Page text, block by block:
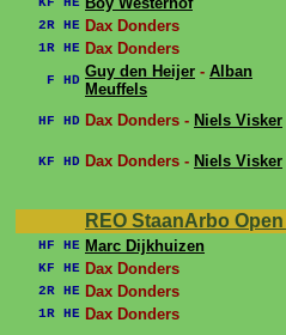
2R HE Dax Donders
1R HE Dax Donders
F HD Guy den Heijer - Alban
Meuffels
HF HD Dax Donders - Niels Visker
KF HD Dax Donders - Niels Visker
REO StaanArbo
HF HE Marc Dijkhuizen
KF HE Dax Donders
2R HE Dax Donders
1R HE Dax Donders